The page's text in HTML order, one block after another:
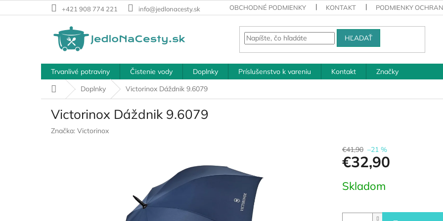
na
+421 908 774 221 info@jedlonacesty.sk OBCHODNÉ PODMIENKY KONTAKT PODMIENKY
HĽADAŤ
Trvanlivé potraviny Čistenie vody Doplnky Príslušenstvo k vareniu Kontakt
Značky
DomovDoplnky Victorinox Dáždnik 9.6079
Victorinox Dáždnik 9.6079
Značka: Victorinox
€41,90 –21 %
€32,90
cena:
Skladom